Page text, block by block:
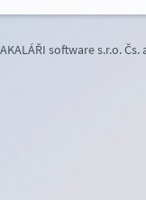
software s.r.o.Čs.